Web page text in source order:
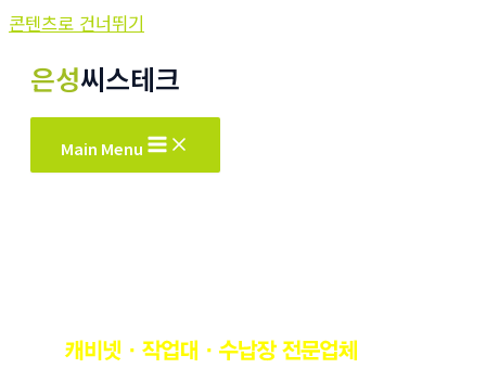
콘텐츠로 건너뛰기
은성씨스테크
Main Menu